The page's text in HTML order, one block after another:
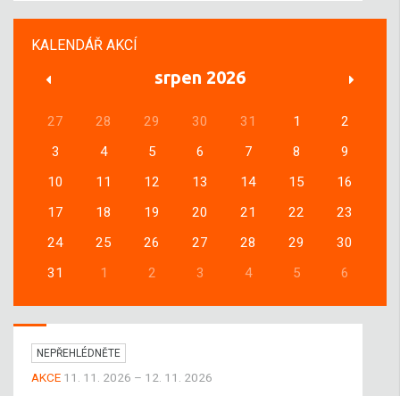
NEPŘEHLÉDNĚTE
AKCE 11. 11. 2026 – 12. 11. 2026
KALENDÁŘ AKCÍ
srpen 2026
27 28 29 30 31 1
2
3
4 5 6 7 8
9
10
11 12 13 14 15
16
17
18 19 20 21 22
23
24
25 26 27 28 29
30
31
1 2 3 4 5 6